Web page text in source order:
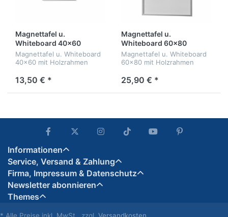
Magnettafel u.
Whiteboard 40x60
Magnettafel u. Whiteboard
40x60 mit Holzrahmen
13,50 € *
Magnettafel u.
Whiteboard 60x80
Magnettafel u. Whiteboard
60x80 mit Holzrahmen
25,90 € *
Informationen
Service, Versand & Zahlung
Firma, Impressum & Datenschutz
Newsletter abonnieren
Themes
* Alle Preise inkl. MwSt., zzgl. Versandkosten